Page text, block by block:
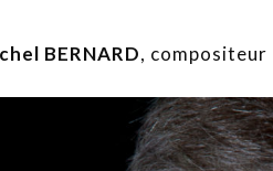
BERNARD, compositeur